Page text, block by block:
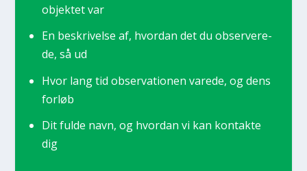
objek­tet var
En beskri­vel­se af, hvor­dan det du obser­ve­re­
de, så ud
Hvor lang tid obser­va­tio­nen vare­de, og dens
for­løb
Dit ful­de navn, og hvor­dan vi kan kon­tak­te
dig